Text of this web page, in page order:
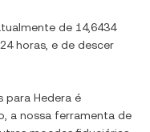
de 14,6434
horas, e de descer
para Hedera é
a nossa ferramenta de